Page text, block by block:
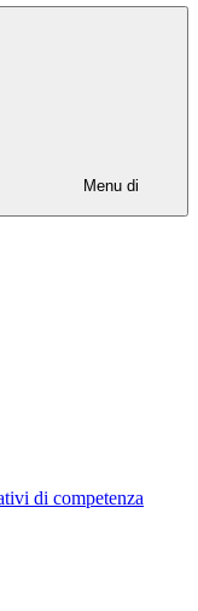
Menu di
di competenza